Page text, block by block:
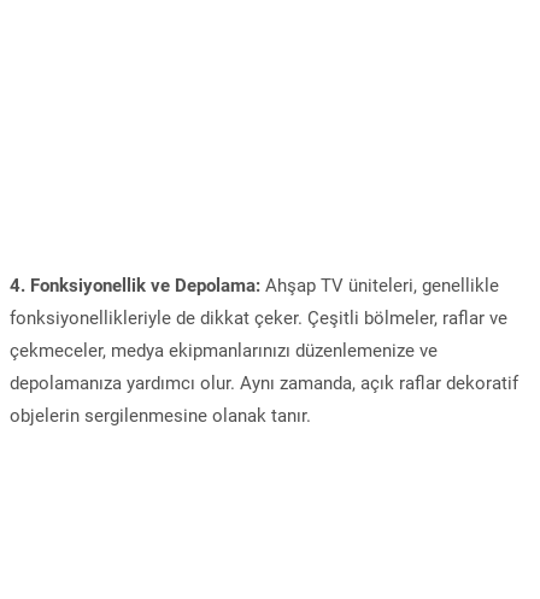
4. Fonksiyonellik ve Depolama: Ahşap TV üniteleri, genellikle
fonksiyonellikleriyle de dikkat çeker. Çeşitli bölmeler, raflar ve
çekmeceler, medya ekipmanlarınızı düzenlemenize ve
depolamanıza yardımcı olur. Aynı zamanda, açık raflar dekoratif
objelerin sergilenmesine olanak tanır.